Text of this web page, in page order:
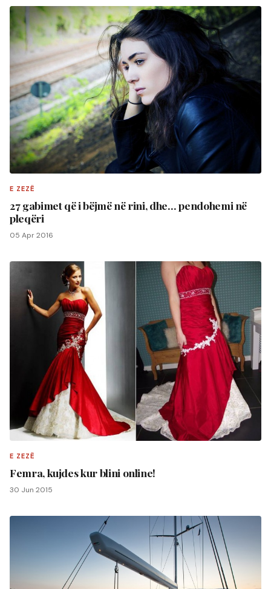
E ZEZË
27 gabimet që i bëjmë në rini, dhe… pendohemi në
pleqëri
05 Apr 2016
E ZEZË
Femra, kujdes kur blini online!
30 Jun 2015